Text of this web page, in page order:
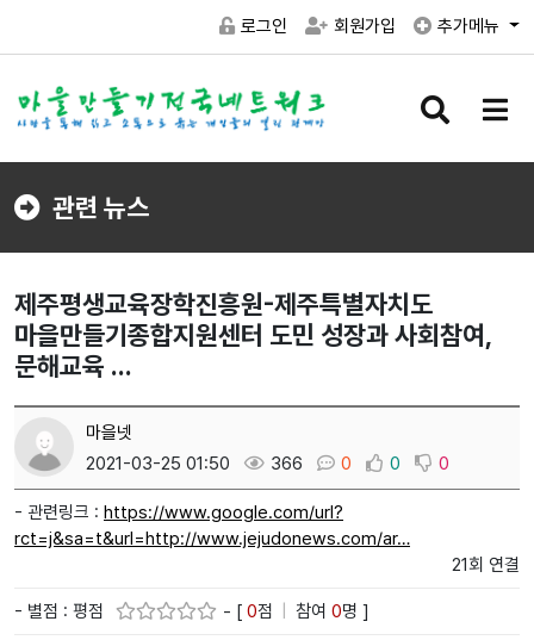
로그인 회원가입 추가메뉴
검
버
메
버
관련 뉴스
제주평생교육장학진흥원-제주특별자치도
마을만들기종합지원센터 도민 성장과 사회참여,
문해교육 ...
마을넷
2021-03-25 01:50
366 0 0 0
- 관련링크 : https://www.google.com/url?
rct=j&sa=t&url=http://www.jejudonews.com/ar…
21회 연결
- 별점 : 평점 - [ 0점 참여 0명 ]